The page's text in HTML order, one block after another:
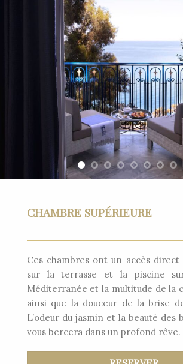
CHAMBRE SUPÉRIEURE
Ces chambres ont un accès
sur la terrasse et la piscine
Méditerranée et la multitude de la
ainsi que la douceur de la brise
L’odeur du jasmin et la beauté des
vous bercera dans un profond rêve.